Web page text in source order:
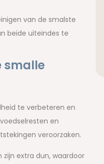
van de smalste
beide uiteindes te
smalle
te verbeteren en
en
veroorzaken.
zijn extra dun, waardoor